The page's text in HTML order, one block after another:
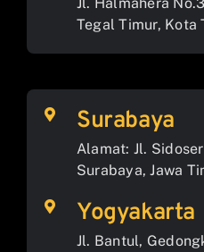
Tegal Timur, Kota
Surabaya
Alamat: Jl.
Surabaya, Jawa
Yogyakarta
Jl. Bantul,